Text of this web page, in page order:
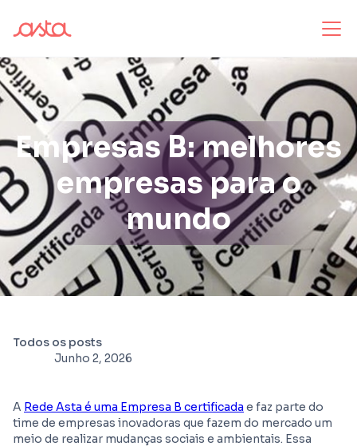
Empresas B: melhores
empresas para o
mundo
Todos os posts
Junho 2, 2026
A Rede Asta é uma Empresa B certificada e faz parte do
time de empresas inovadoras que fazem do mercado um
meio de realizar mudanças sociais e ambientais. Essa